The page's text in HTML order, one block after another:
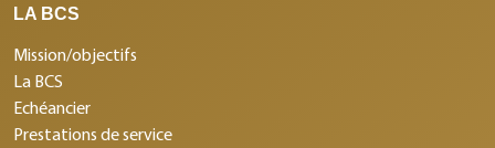
LA BCS
Mission/objectifs
La BCS
Echéancier
Prestations de service